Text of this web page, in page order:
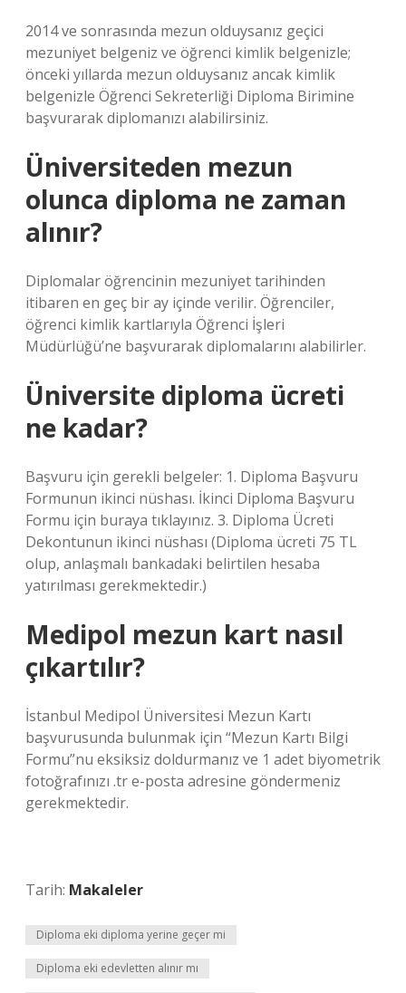
2014 ve sonrasında mezun olduysanız geçici
mezuniyet belgeniz ve öğrenci kimlik belgenizle;
önceki yıllarda mezun olduysanız ancak kimlik
belgenizle Öğrenci Sekreterliği Diploma Birimine
başvurarak diplomanızı alabilirsiniz.
Üniversiteden mezun
olunca diploma ne zaman
alınır?
Diplomalar öğrencinin mezuniyet tarihinden
itibaren en geç bir ay içinde verilir. Öğrenciler,
öğrenci kimlik kartlarıyla Öğrenci İşleri
Müdürlüğü’ne başvurarak diplomalarını alabilirler.
Üniversite diploma ücreti
ne kadar?
Başvuru için gerekli belgeler: 1. Diploma Başvuru
Formunun ikinci nüshası. İkinci Diploma Başvuru
Formu için buraya tıklayınız. 3. Diploma Ücreti
Dekontunun ikinci nüshası (Diploma ücreti 75 TL
olup, anlaşmalı bankadaki belirtilen hesaba
yatırılması gerekmektedir.)
Medipol mezun kart nasıl
çıkartılır?
İstanbul Medipol Üniversitesi Mezun Kartı
başvurusunda bulunmak için “Mezun Kartı Bilgi
Formu”nu eksiksiz doldurmanız ve 1 adet biyometrik
fotoğrafınızı .tr e-posta adresine göndermeniz
gerekmektedir.
Tarih: Makaleler
Diploma eki diploma yerine geçer mi
Diploma eki edevletten alınır mı